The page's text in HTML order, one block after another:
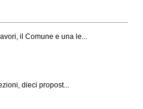
il Comune e una le...
dieci propost...